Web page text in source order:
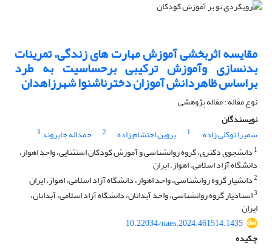
مقایسه اثربخشی آموزش مهارت های زندگی، تمرینات
بدنسازی وآموزش ترکیبی برحساسیت به طرد
براساس ظاهردانش آموزان دخترناشنوا شهرزاهدان
نوع مقاله : مقاله پژوهشی
نویسندگان
سمیرا توکلی زاده
1 پروین احتشام زاده 2 حمداله جایروند 3
1 دانشجوی دکتری، گروه روانشناسی و آموزش کودکان استثنایی، واحد اهواز،
دانشگاه آزاد اسلامی، اهواز، ایران
2دانشیار گروه روانشناسی، واحد اهواز، دانشگاه آزاد اسلامی، اهواز، ایران
3استادیار گروه روانشناسی، واحد آبدانان، دانشگاه آزاد اسلامی، آبدانان،
ایران
10.22034/naes.2024.461514.1435
چکیده